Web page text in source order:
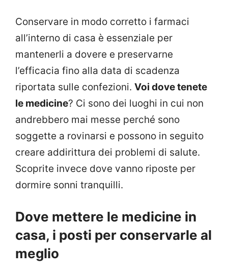
Conservare in modo corretto i farmaci
all’interno di casa è essenziale per
mantenerli a dovere e preservarne
l’efficacia fino alla data di scadenza
riportata sulle confezioni. Voi dove tenete
le medicine? Ci sono dei luoghi in cui non
andrebbero mai messe perché sono
soggette a rovinarsi e possono in seguito
creare addirittura dei problemi di salute.
Scoprite invece dove vanno riposte per
dormire sonni tranquilli.
Dove mettere le medicine in
casa, i posti per conservarle al
meglio